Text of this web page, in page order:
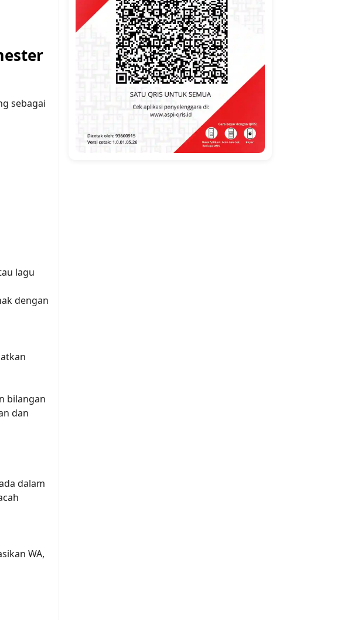
sebagai
lagu
dengan
bilangan
dan
dalam
WA,